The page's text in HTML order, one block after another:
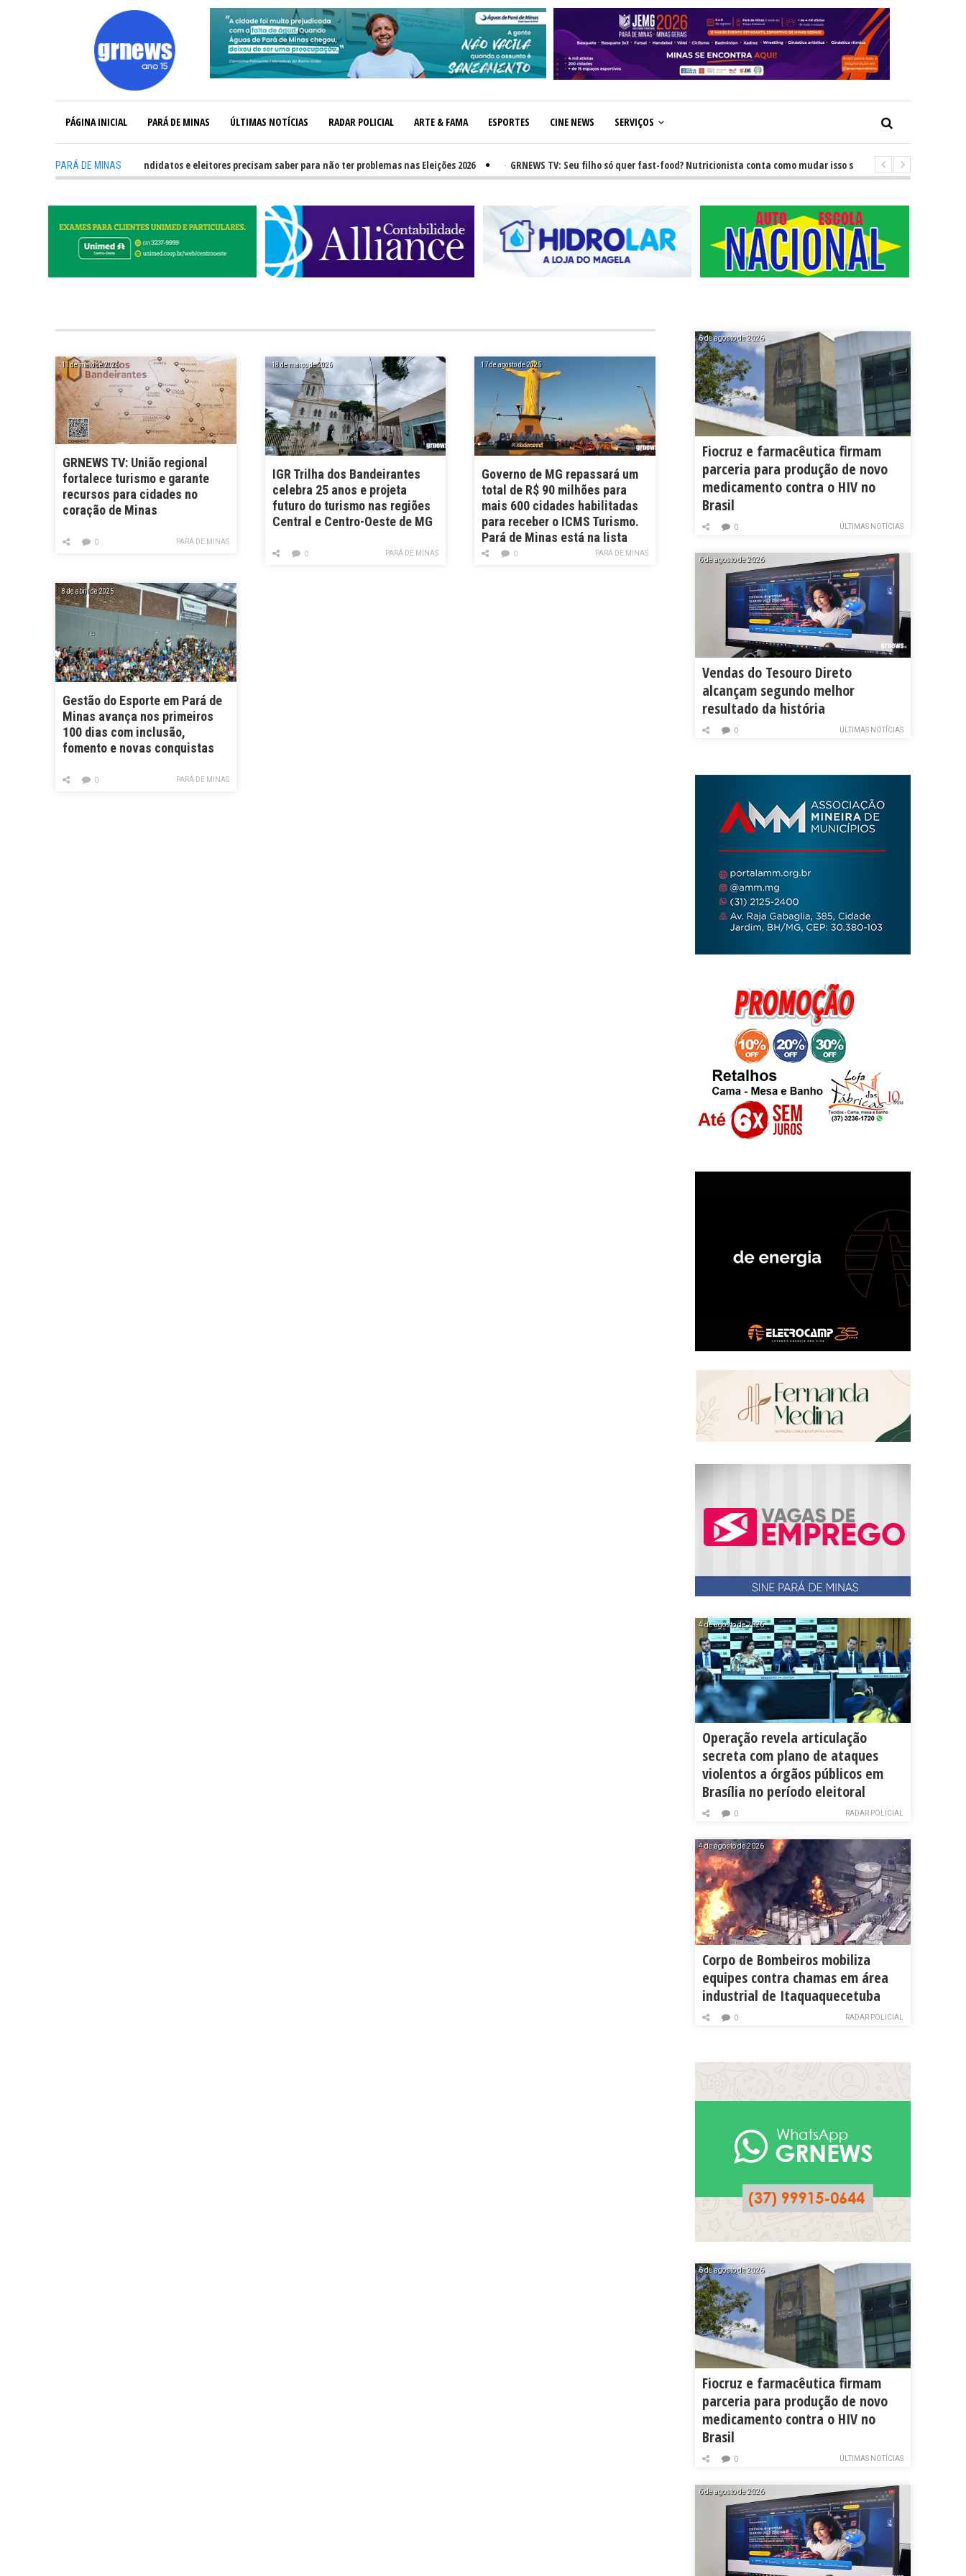
PÁGINA INICIAL PARÁ DE MINAS ÚLTIMAS NOTÍCIAS RADAR POLICIAL ARTE & FAMA ESPORTES CINE NEWS SERVIÇOS
PARÁ DE MINAS
GRNEWS TV: O que candidatos e eleitores precisam saber para não ter problemas nas Eleições 2026 GRNEWS TV: Seu filho só quer fast-food? Nutricionista conta como mudar isso sem brigas -
11 de maio de 2026
GRNEWS TV: União regional
fortalece turismo e garante
recursos para cidades no
coração de Minas
PARÁ DE MINAS
0
18 de março de 2026
IGR Trilha dos Bandeirantes
celebra 25 anos e projeta
futuro do turismo nas regiões
Central e Centro-Oeste de MG
PARÁ DE MINAS
0
17 de agosto de 2025
Governo de MG repassará um
total de R$ 90 milhões para
mais 600 cidades habilitadas
para receber o ICMS Turismo.
Pará de Minas está na lista
PARÁ DE MINAS
0
8 de abril de 2025
Gestão do Esporte em Pará de
Minas avança nos primeiros
100 dias com inclusão,
fomento e novas conquistas
PARÁ DE MINAS
0
6 de agosto de 2026
Fiocruz e farmacêutica firmam
parceria para produção de novo
medicamento contra o HIV no
Brasil
ÚLTIMAS NOTÍCIAS
0
6 de agosto de 2026
Vendas do Tesouro Direto
alcançam segundo melhor
resultado da história
ÚLTIMAS NOTÍCIAS
0
4 de agosto de 2026
Operação revela articulação
secreta com plano de ataques
violentos a órgãos públicos em
Brasília no período eleitoral
RADAR POLICIAL
0
4 de agosto de 2026
Corpo de Bombeiros mobiliza
equipes contra chamas em área
industrial de Itaquaquecetuba
RADAR POLICIAL
0
6 de agosto de 2026
Fiocruz e farmacêutica firmam
parceria para produção de novo
medicamento contra o HIV no
Brasil
ÚLTIMAS NOTÍCIAS
0
6 de agosto de 2026